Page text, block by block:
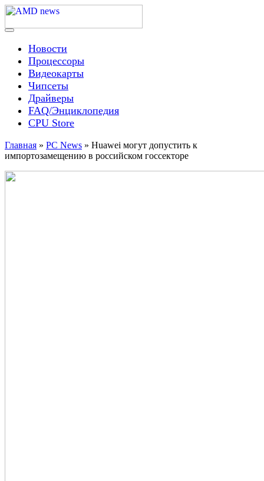
Skip
content
AMD news
Menu
Новости
Процессоры
Видеокарты
Чипсеты
Драйверы
FAQ/Энциклопедия
CPU Store
Главная » PC News » Huawei могут допустить к
импортозамещению в российском госсекторе